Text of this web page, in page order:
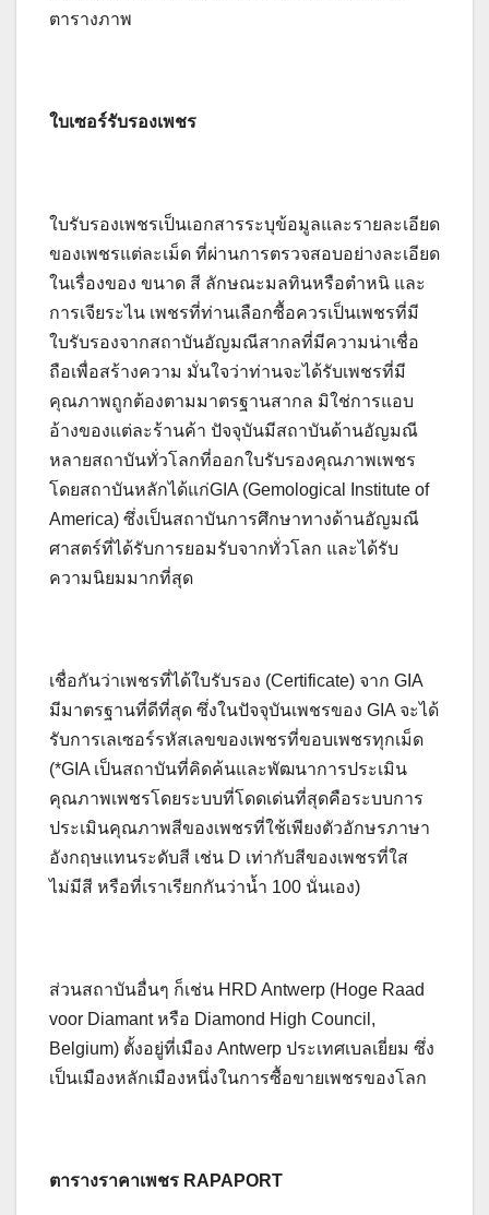
ตารางภาพ
ใบเซอร์รับรองเพชร
ใบรับรองเพชรเป็นเอกสารระบุข้อมูลและรายละเอียด
ของเพชรแต่ละเม็ด ที่ผ่านการตรวจสอบอย่างละเอียด
ในเรื่องของ ขนาด สี ลักษณะมลทินหรือตำหนิ และ
การเจียระไน เพชรที่ท่านเลือกซื้อควรเป็นเพชรที่มี
ใบรับรองจากสถาบันอัญมณีสากลที่มีความน่าเชื่อ
ถือเพื่อสร้างความ มั่นใจว่าท่านจะได้รับเพชรที่มี
คุณภาพถูกต้องตามมาตรฐานสากล มิใช่การแอบ
อ้างของแต่ละร้านค้า ปัจจุบันมีสถาบันด้านอัญมณี
หลายสถาบันทั่วโลกที่ออกใบรับรองคุณภาพเพชร
โดยสถาบันหลักได้แก่GIA (Gemological Institute of
America) ซึ่งเป็นสถาบันการศึกษาทางด้านอัญมณี
ศาสตร์ที่ได้รับการยอมรับจากทั่วโลก และได้รับ
ความนิยมมากที่สุด
เชื่อกันว่าเพชรที่ได้ใบรับรอง (Certificate) จาก GIA
มีมาตรฐานที่ดีที่สุด ซึ่งในปัจจุบันเพชรของ GIA จะได้
รับการเลเซอร์รหัสเลขของเพชรที่ขอบเพชรทุกเม็ด
(*GIA เป็นสถาบันที่คิดค้นและพัฒนาการประเมิน
คุณภาพเพชรโดยระบบที่โดดเด่นที่สุดคือระบบการ
ประเมินคุณภาพสีของเพชรที่ใช้เพียงตัวอักษรภาษา
อังกฤษแทนระดับสี เช่น D เท่ากับสีของเพชรที่ใส
ไม่มีสี หรือที่เราเรียกกันว่าน้ำ 100 นั่นเอง)
ส่วนสถาบันอื่นๆ ก็เช่น HRD Antwerp (Hoge Raad
voor Diamant หรือ Diamond High Council,
Belgium) ตั้งอยู่ที่เมือง Antwerp ประเทศเบลเยี่ยม ซึ่ง
เป็นเมืองหลักเมืองหนึ่งในการซื้อขายเพชรของโลก
ตารางราคาเพชร RAPAPORT